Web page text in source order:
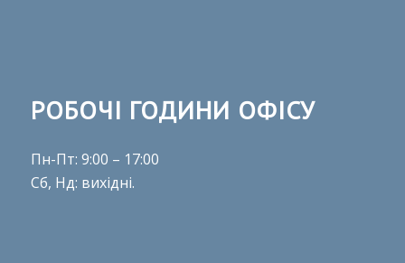
РОБОЧІ ГОДИНИ ОФІСУ
Пн-Пт: 9:00 – 17:00
Сб, Нд: вихідні.